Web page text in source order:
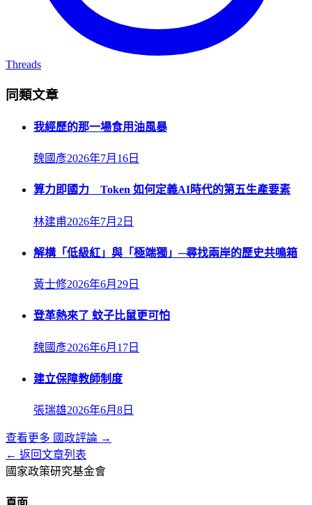
Threads
同類文章
我經歷的那一場食用油風暴
魏國彥2026年7月16日
算力即國力 Token 如何定義AI時代的第五生產要素
林建甫2026年7月2日
解構「低級紅」與「極端獨」─尋找兩岸的歷史共鳴箱
黃士修2026年6月29日
登革熱來了 蚊子比鼠更可怕
魏國彥2026年6月17日
建立保障教師制度
張瑞雄2026年6月8日
查看更多 國政評論 →
← 返回文章列表
國家政策研究基金會